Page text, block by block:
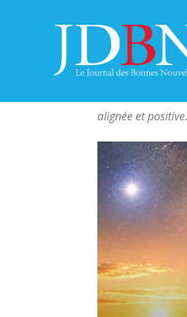
Découvrez notre
alignée et positive.